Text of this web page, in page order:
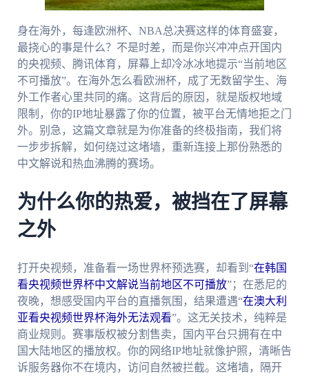
身在海外，每逢欧洲杯、NBA总决赛这样的体育盛宴，
最挠心的事是什么？不是时差，而是你兴冲冲点开国内
的央视频、腾讯体育，屏幕上却冷冰冰地提示“当前地区
不可播放”。在海外怎么看欧洲杯，成了无数留学生、海
外工作者心里共同的痛。这背后的原因，就是版权地域
限制，你的IP地址暴露了你的位置，被平台无情地拒之门
外。别急，这篇文章就是为你准备的终极指南，我们将
一步步拆解，如何绕过这堵墙，重新连接上那份熟悉的
中文解说和热血沸腾的赛场。
为什么你的热爱，被挡在了屏幕
之外
打开央视频，准备看一场世界杯预选赛，却看到“在韩国
看央视频世界杯中文解说当前地区不可播放”；在悉尼的
夜晚，想感受国内平台的直播氛围，结果遭遇“在澳大利
亚看央视频世界杯海外无法观看”。这无关技术，纯粹是
商业规则。赛事版权被分割售卖，国内平台只拥有在中
国大陆地区的播放权。你的网络IP地址就像护照，清晰告
诉服务器你不在境内，访问自然被拦截。这堵墙，隔开